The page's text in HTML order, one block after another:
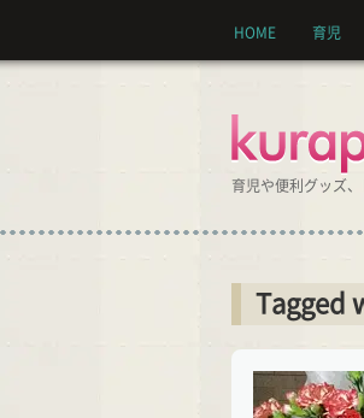
育児や便利グッズ
HOME 育児
Tagged